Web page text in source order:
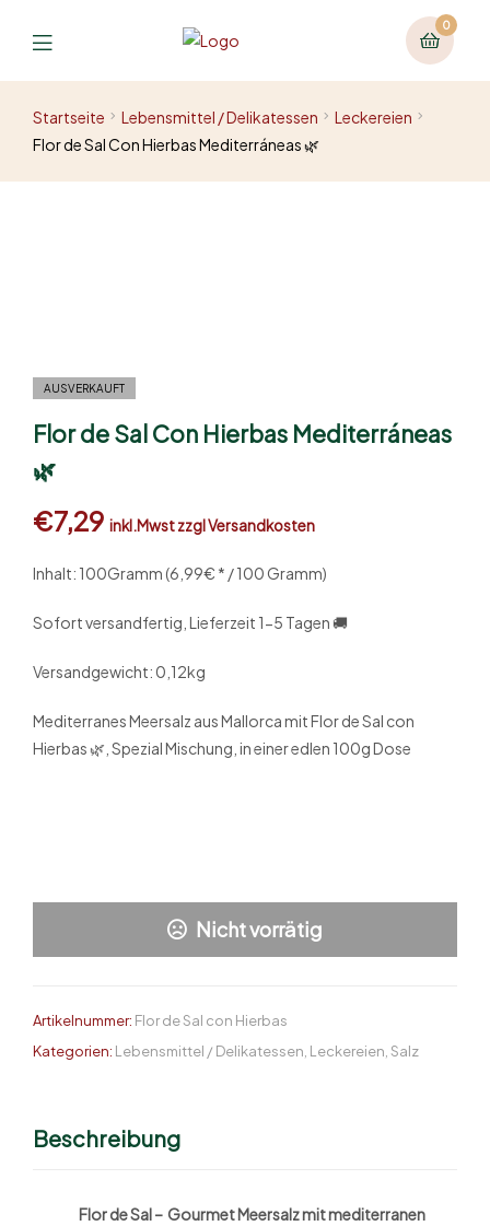
0
Startseite Lebensmittel / Delikatessen
Leckereien
Flor de Sal Con Hierbas Mediterráneas 🌿
AUSVERKAUFT
Flor de Sal Con Hierbas Mediterráneas
🌿
€7,29 inkl.Mwst zzgl Versandkosten
Inhalt: 100Gramm (6,99€ * / 100 Gramm)
Sofort versandfertig, Lieferzeit 1-5 Tagen 🚚
Versandgewicht: 0,12kg
Mediterranes Meersalz aus Mallorca mit Flor de Sal con
Hierbas 🌿, Spezial Mischung, in einer edlen 100g Dose
Nicht vorrätig
Artikelnummer: Flor de Sal con Hierbas
Kategorien: Lebensmittel / Delikatessen Leckereien Salz
Beschreibung
Flor de Sal – Gourmet Meersalz mit mediterranen